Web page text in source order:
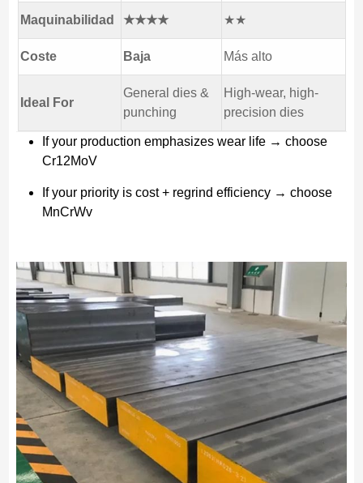
Maquinabilidad ★★★★ ★★
Coste Baja Más alto
Ideal For
General dies &
punching
High-wear, high-
precision dies
If your production emphasizes wear life → choose
Cr12MoV
If your priority is cost + regrind efficiency → choose
MnCrWv